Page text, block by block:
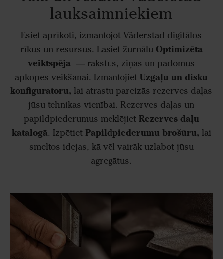
lauksaimniekiem
Esiet aprīkoti, izmantojot Väderstad digitālos
rīkus un resursus. Lasiet žurnālu Optimizēta
veiktspēja — rakstus, ziņas un padomus
apkopes veikšanai. IzmantojietUzgaļu un disku
konfiguratoru, lai atrastu pareizās rezerves daļas
jūsu tehnikas vienībai. Rezerves daļas un
papildpiederumus meklējiet Rezerves daļu
katalogā. Izpētiet Papildpiederumu brošūru, lai
smeltos idejas, kā vēl vairāk uzlabot jūsu
agregātus.